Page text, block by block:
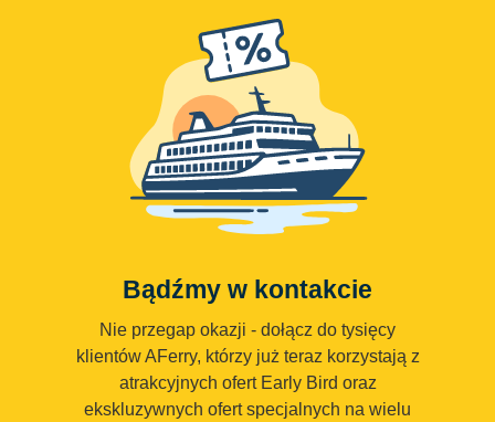
Bądźmy w kontakcie
Nie przegap okazji - dołącz do tysięcy
klientów AFerry, którzy już teraz korzystają z
atrakcyjnych ofert Early Bird oraz
ekskluzywnych ofert specjalnych na wielu